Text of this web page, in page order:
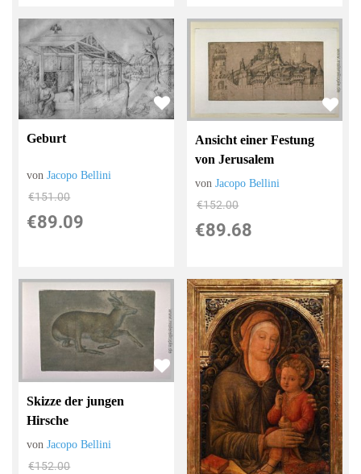
Geburt
vonJacopo Bellini
€151.00
€89.09
Ansicht einer Festung
von Jerusalem
vonJacopo Bellini
€152.00
€89.68
Skizze der jungen
Hirsche
vonJacopo Bellini
€152.00